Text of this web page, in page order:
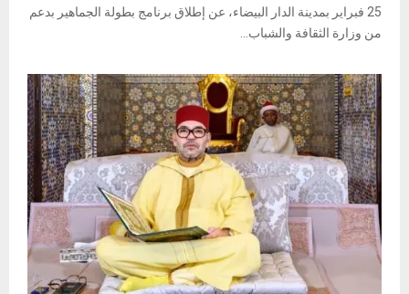
25 فبراير بمدينة الدار البيضاء، عن إطلاق برنامج بطولة الجماهير بدعم
من وزارة الثقافة والشباب...